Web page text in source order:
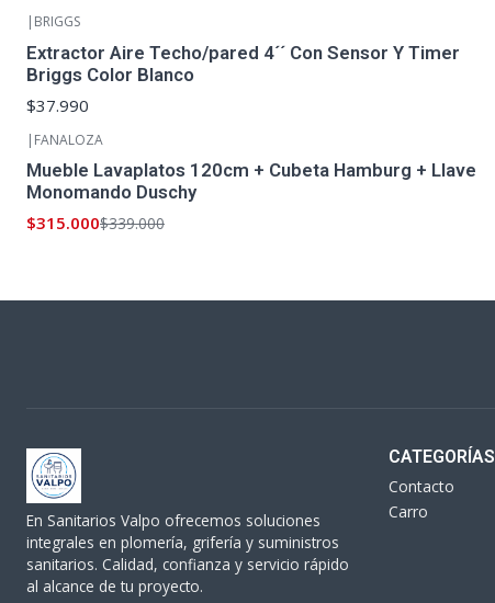
| BRIGGS
Extractor Aire Techo/pared 4´´ Con Sensor Y Timer
Briggs Color Blanco
$37.990
| FANALOZA
Mueble Lavaplatos 120cm + Cubeta Hamburg + Llave
Monomando Duschy
$315.000$339.000
En Sanitarios Valpo ofrecemos soluciones
integrales en plomería, grifería y suministros
sanitarios. Calidad, confianza y servicio rápido
al alcance de tu proyecto.
CATEGORÍAS
Contacto
Carro